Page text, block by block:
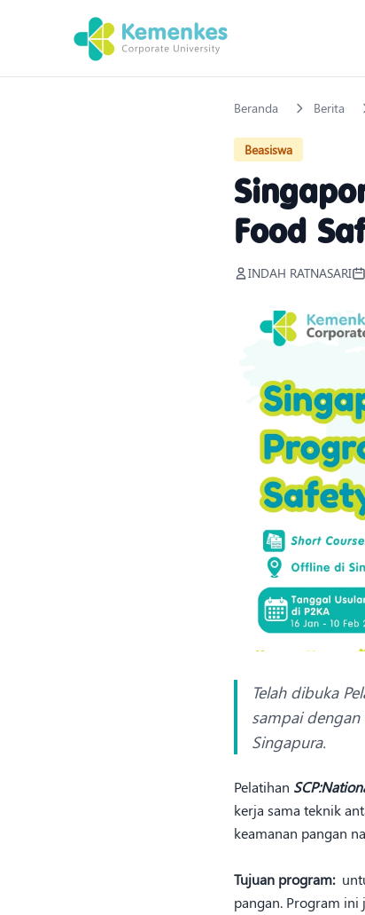
Beranda Berita
Beasiswa
Food
INDAH RATNASARI
Telah dibuka
sampai
Singapura.
Pelatihan
kerja sama teknik
keamanan pangan
Tujuan program:
pangan. Program